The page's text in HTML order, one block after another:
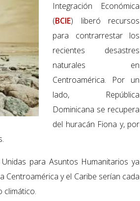
Integración Económica
(BCIE) liberó recursos
para contrarrestar los
recientes desastres
naturales en
Centroamérica. Por un
lado, República
Dominicana se recupera
del huracán Fiona y, por
para Asuntos Humanitarios ya
y el Caribe serían cada
climático.